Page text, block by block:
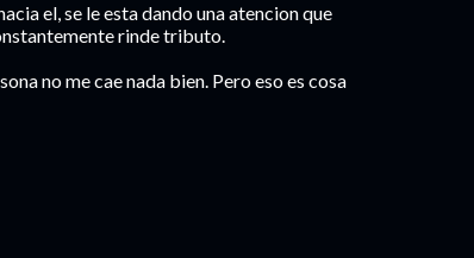
el, se le esta dando una atencion que
rinde tributo.
no me cae nada bien. Pero eso es cosa